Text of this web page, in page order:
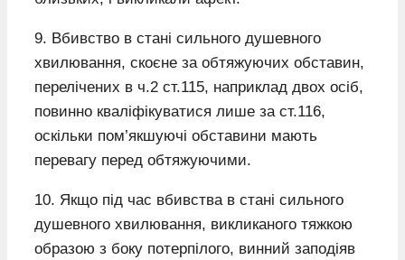
9. Вбивство в стані сильного душевного
хвилювання, скоєне за обтяжуючих обставин,
перелічених в ч.2 ст.115, наприклад двох осіб,
повинно кваліфікуватися лише за ст.116,
оскільки пом’якшуючі обставини мають
перевагу перед обтяжуючими.
10. Якщо під час вбивства в стані сильного
душевного хвилювання, викликаного тяжкою
образою з боку потерпілого, винний заподіяв